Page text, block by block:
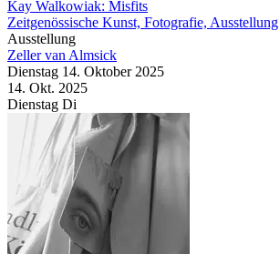
Kay Walkowiak: Misfits
Zeitgenössische Kunst, Fotografie, Ausstellung
Ausstellung
Zeller van Almsick
Dienstag 14. Oktober2025
14. Okt. 2025
Dienstag Di